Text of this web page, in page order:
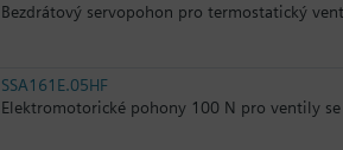
Bezdrátový servopohon pro termostatický
SSA161E.05HF
Elektromotorické pohony 100 N pro ventily